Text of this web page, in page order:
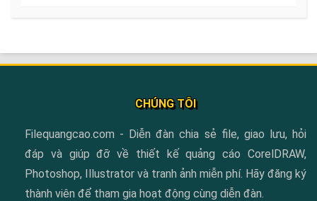
CHÚNG TÔI
Filequangcao.com - Diễn đàn chia sẻ file, giao lưu, hỏi
đáp và giúp đỡ về thiết kế quảng cáo CorelDRAW,
Photoshop, Illustrator và tranh ảnh miễn phí. Hãy đăng ký
thành viên để tham gia hoạt động cùng diễn đàn.